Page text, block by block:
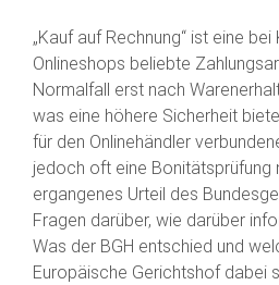
„Kauf auf Rechnung“ ist eine bei
Onlineshops beliebte
Normalfall erst nach
was eine höhere Sicherheit
für den Onlinehändler
jedoch oft eine Bonitätsprüfung
ergangenes Urteil des
Fragen darüber, wie darüber
Was der BGH entschied und
Europäische Gerichtshof dabei